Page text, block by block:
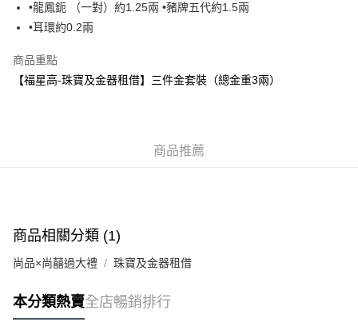
PayMe
BoC Pay
豐銀行戶口：652-589300-838 收款人：PREMIER FOOD LTD 請於24小時
每筆HK$80.00，滿HK$380.00或以上免運費
順豐站及順豐自提點
不設送貨服務，客戶需到【福高星】支付按金並提取金飾
•龍鳳鈪 （一對）約1.25兩 •豬牌五代約1.5兩
•耳環約0.2兩
商品重點
【福星高-珠寶及金器租借】三件金套裝（總金重3兩）
商品推薦
商品相關分類 (1)
尚品×尚囍過大禮 珠寶及金器租借
本分類熱賣全店暢銷排行